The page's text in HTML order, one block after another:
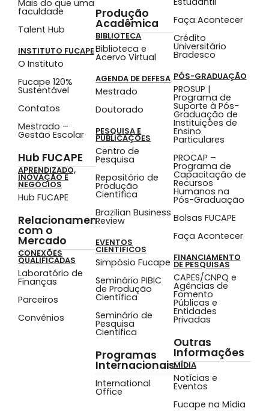
Mais do que uma
faculdade
Talent Hub
INSTITUTO FUCAPE
O Instituto
Fucape 120%
Sustentável
Contatos
Mestrado –
Gestão Escolar
Hub FUCAPE
APRENDIZADO,
INOVAÇÃO E
NEGÓCIOS
Hub FUCAPE
Relacionamento
com o
Mercado
CONEXÕES
QUALIFICADAS
Laboratório de
Finanças
Parceiros
Convênios
Produção
Acadêmica
BIBLIOTECA
Biblioteca e
Acervo Virtual
AGENDA DE DEFESA
Mestrado
Doutorado
PESQUISA E
PUBLICAÇÕES
Centro de
Pesquisa
Repositório de
Produção
Científica
Brazilian Business
Review
EVENTOS
CIENTÍFICOS
Simpósio Fucape
Seminário PIBIC
de Produção
Científica
Seminário de
Pesquisa
Cientifica
Programas
Internacionais
International
Office
Faça Acontecer
Crédito
Universitário
Bradesco
PÓS-GRADUAÇÃO
PROSUP |
Programa de
Suporte à Pós-
Graduação de
Instituições de
Ensino
Particulares
PROCAP –
Programa de
Capacitação de
Recursos
Humanos na
Pós-Graduação
Bolsas FUCAPE
Faça Acontecer
FINANCIAMENTO
DE PESQUISAS
CAPES/CNPQ e
Agências de
Fomento
Públicas e
Entidades
Privadas
Outras
Informações
MÍDIA
Notícias e
Eventos
Fucape na Mídia